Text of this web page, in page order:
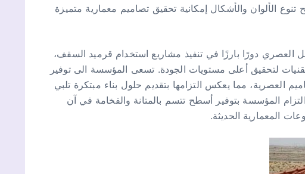
الألوان والأشكال إمكانية تحقيق تصاميم معمارية متميزة
دورًا بارزًا في تنفيذ مشاريع استخدام قرميد السقف،
لتحقيق أعلى مستويات الجودة. تسعى المؤسسة الى توفير
العصرية، مما يعكس التزامها بتقديم حلول بناء مبتكرة تلبي
المؤسسة بتوفير أسطح تتسم بالمتانة والفخامة في آن
المعمارية الحديثة.